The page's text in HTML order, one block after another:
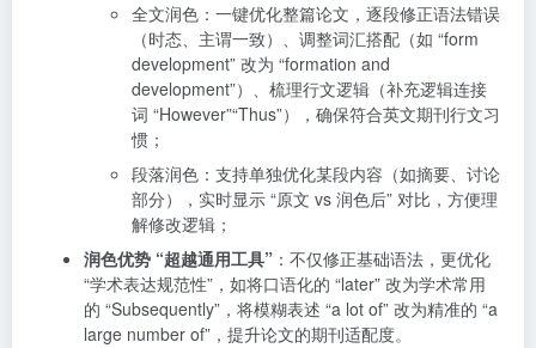
全文润色：一键优化整篇论文，逐段修正语法错误
（时态、主谓一致）、调整词汇搭配（如 “form
development” 改为 “formation and
development”）、梳理行文逻辑（补充逻辑连接
词 “However”“Thus”），确保符合英文期刊行文习
惯；
段落润色：支持单独优化某段内容（如摘要、讨论
部分），实时显示 “原文 vs 润色后” 对比，方便理
解修改逻辑；
润色优势 “超越通用工具” ：不仅修正基础语法，更优化
“学术表达规范性”，如将口语化的 “later” 改为学术常用
的 “Subsequently”，将模糊表述 “a lot of” 改为精准的 “a
large number of”，提升论文的期刊适配度。